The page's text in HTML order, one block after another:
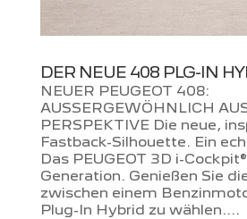
DER NEUE 408 PLG-IN
NEUER PEUGEOT 408:
AUSSERGEWÖHNLICH
PERSPEKTIVE Die neue,
Fastback-Silhouette. Ein
Das PEUGEOT 3D i-
Generation. Genießen Sie
zwischen einem
Plug-In Hybrid zu wählen....